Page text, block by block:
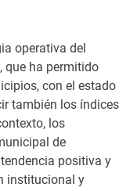
operativa del
que ha permitido
con el estado
también los índices
los
de
positiva y
institucional y